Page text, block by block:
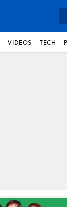
VIDEOS TECH